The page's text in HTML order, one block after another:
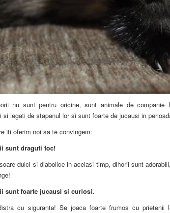
nu sunt pentru oricine, sunt animale de companie
si legati de stapanul lor si sunt foarte de jucausi in
iti oferim noi sa te convingem:
sunt draguti foc!
dulci si diabolice in acelasi timp, dihorii sunt
sunt foarte jucausi si curiosi.
cu siguranta! Se joaca foarte frumos cu